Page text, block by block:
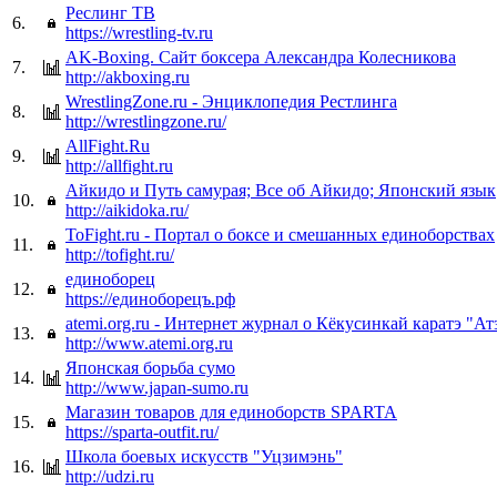
6.
Реслинг ТВ
https://wrestling-tv.ru
7.
AK-Boxing. Сайт боксера Александра Колесникова
http://akboxing.ru
8.
WrestlingZone.ru - Энциклопедия Рестлинга
http://wrestlingzone.ru/
9.
AllFight.Ru
http://allfight.ru
10.
Айкидо и Путь самурая; Все об Айкидо; Японский язык
http://aikidoka.ru/
11.
ToFight.ru - Портал о боксе и смешанных единоборствах
http://tofight.ru/
12.
единоборец
https://единоборецъ.рф
13.
atemi.org.ru - Интернет журнал о Кёкусинкай каратэ
http://www.atemi.org.ru
14.
Японская борьба сумо
http://www.japan-sumo.ru
15.
Магазин товаров для единоборств SPARTA
https://sparta-outfit.ru/
16.
Школа боевых искусств "Уцзимэнь"
http://udzi.ru